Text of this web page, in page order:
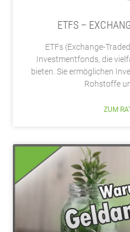
ETFS –
ETFs (Exchange-
Investmentfonds, die
bieten. Sie ermöglichen
Rohstoffe
ZUM